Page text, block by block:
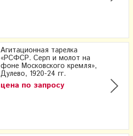
Агитационная тарелка
«РСФСР. Серп и молот на
фоне Московского кремля»,
Дулево, 1920-24 гг.
цена по запросу